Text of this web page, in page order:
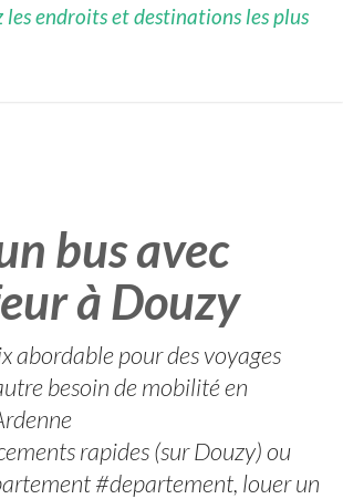
les endroits et destinations les plus
bus avec
à Douzy
abordable pour des voyages
besoin de mobilité en
rapides (sur Douzy) ou
#departement, louer un